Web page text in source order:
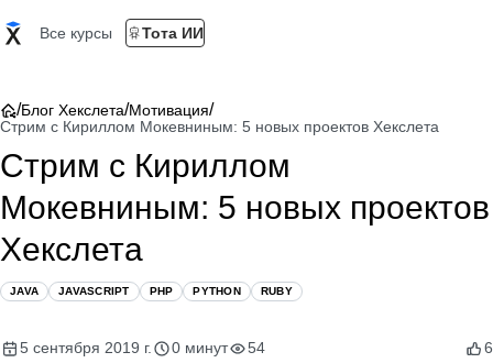
Все курсы Тота ИИ
/Блог Хекслета/Мотивация/
Стрим с Кириллом Мокевниным: 5 новых проектов Хекслета
Стрим с Кириллом
Мокевниным: 5 новых проектов
Хекслета
JAVA JAVASCRIPT PHP PYTHON RUBY
5 сентября 2019 г. 0 минут 54 6